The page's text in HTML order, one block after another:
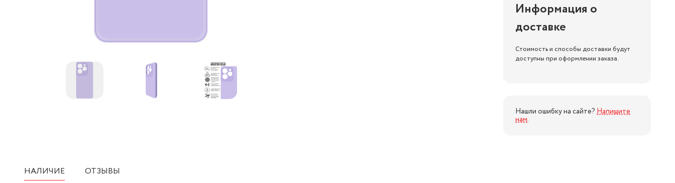
Информация о
доставке
Стоимость и способы доставки будут
доступны при оформлении заказа.
Нашли ошибку на сайте? Напишите
нам.
НАЛИЧИЕ ОТЗЫВЫ